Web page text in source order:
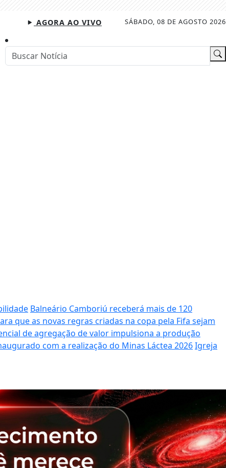
SÁBADO, 08 DE AGOSTO 2026
AGORA AO VIVO
Balneário Camboriú receberá mais de 120
que as novas regras criadas na copa pela Fifa sejam
de agregação de valor impulsiona a produção
com a realização do Minas Láctea 2026Igreja